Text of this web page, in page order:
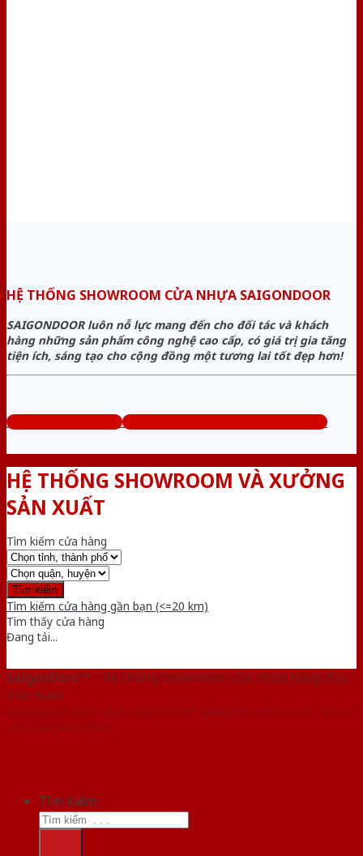
HỆ THỐNG SHOWROOM CỬA NHỰA SAIGONDOOR
SAIGONDOOR luôn nỗ lực mang đến cho đối tác và khách
hàng những sản phẩm công nghệ cao cấp, có giá trị gia tăng
tiện ích, sáng tạo cho cộng đồng một tương lai tốt đẹp hơn!
www.cuanhuago.com Tổng đài tư vấn miễn phí: 0824.400.400
HỆ THỐNG SHOWROOM VÀ XƯỞNG
SẢN XUẤT
Tìm kiếm cửa hàng
Tìm kiếm cửa hàng gần bạn (<=20 km)
Tìm thấy cửa hàng
Đang tải...
SaigonDoor™ - Hệ thống Showroom cửa nhựa hàng đầu
Việt Nam
Copyright ⓒ 2016 – 2026 SaigonDoor™ - www.bancuanhua.com | Đơn vị
chủ quản SaigonDoor
Tìm kiếm: